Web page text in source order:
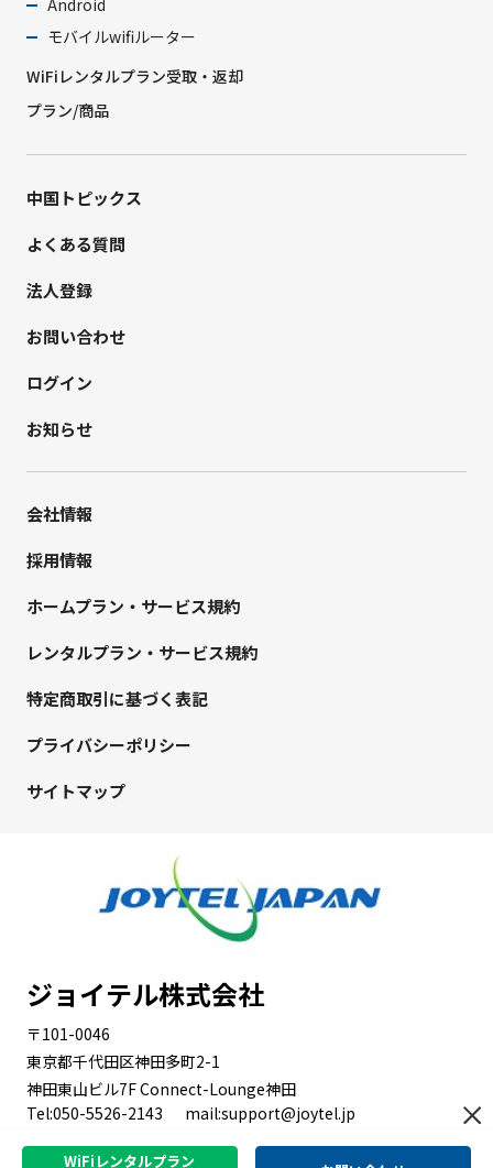
Android
モバイルwifiルーター
WiFiレンタルプラン受取・返却
プラン/商品
中国トピックス
よくある質問
法人登録
お問い合わせ
ログイン
お知らせ
会社情報
採用情報
ホームプラン・サービス規約
レンタルプラン・サービス規約
特定商取引に基づく表記
プライバシーポリシー
サイトマップ
ジョイテル株式会社
〒101-0046
東京都千代田区神田多町2-1
神田東山ビル7F Connect-Lounge神田
Tel:050-5526-2143
mail:support@joytel.jp
WiFiレンタルプラン